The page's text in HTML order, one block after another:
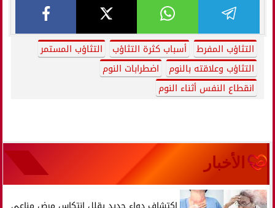
التثاؤب المفرط أسباب كثرة التثاؤب
التثاؤب المستمر
التثاؤب وعلاقته بالنوم
اضطرابات النوم
انقطاع النفس أثناء النوم
الأخبار